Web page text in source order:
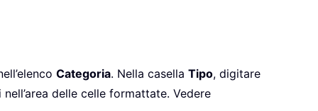
Categoria. Nella casella Tipo, digitare
delle celle formattate. Vedere